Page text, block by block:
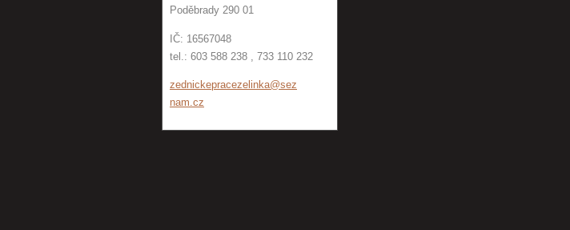
Poděbrady 290 01
IČ: 16567048
tel.: 603 588 238 , 733 110 232
zednickepracezel inka@sez
nam.cz